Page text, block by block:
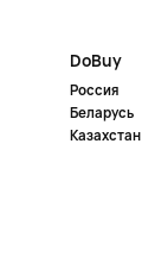
DoBuy
Россия
Беларусь
Казахстан